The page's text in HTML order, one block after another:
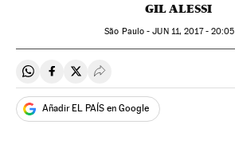
GIL ALESSI
São Paulo -JUN11, 2017 - 20:05
Compartir en Whatsapp
Compartir en Facebook
Compartir en Twitter
Desplegar Redes Sociales
Añadir EL PAÍS en Google